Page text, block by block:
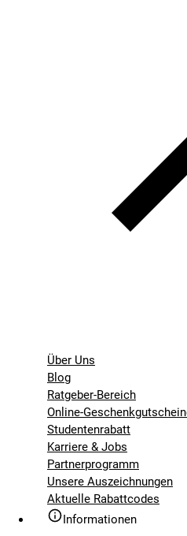
Über Uns
Blog
Ratgeber-Bereich
Online-
Studentenrabatt
Karriere & Jobs
Partnerprogramm
Unsere Auszeichnungen
Aktuelle Rabattcodes
Informationen